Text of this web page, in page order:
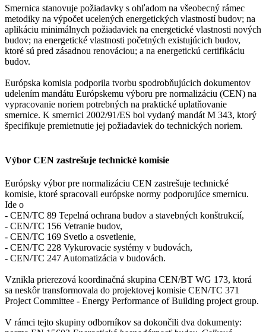
Smernica stanovuje požiadavky s ohľadom na všeobecný rámec
metodiky na výpočet ucelených energetických vlastností budov; na
aplikáciu minimálnych požiadaviek na energetické vlastnosti nových
budov; na energetické vlastnosti početných existujúcich budov,
ktoré sú pred zásadnou renováciou; a na energetickú certifikáciu
budov.
Európska komisia podporila tvorbu spodrobňujúcich dokumentov
udelením mandátu Európskemu výboru pre normalizáciu (CEN) na
vypracovanie noriem potrebných na praktické uplatňovanie
smernice. K smernici 2002/91/ES bol vydaný mandát M 343, ktorý
špecifikuje premietnutie jej požiadaviek do technických noriem.
Výbor CEN zastrešuje technické komisie
Európsky výbor pre normalizáciu CEN zastrešuje technické
komisie, ktoré spracovali európske normy podporujúce smernicu.
Ide o
- CEN/TC 89 Tepelná ochrana budov a stavebných konštrukcií,
- CEN/TC 156 Vetranie budov,
- CEN/TC 169 Svetlo a osvetlenie,
- CEN/TC 228 Vykurovacie systémy v budovách,
- CEN/TC 247 Automatizácia v budovách.
Vznikla prierezová koordinačná skupina CEN/BT WG 173, ktorá
sa neskôr transformovala do projektovej komisie CEN/TC 371
Project Committee - Energy Performance of Building project group.
V rámci tejto skupiny odborníkov sa dokončili dva dokumenty: